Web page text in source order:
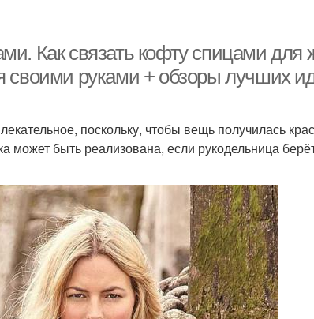
Как связать кофту спицами
своими руками + обзоры лучших
поскольку, чтобы вещь получилась
может быть реализована, если рукодельница